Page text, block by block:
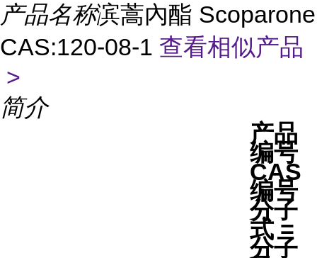
产品名称滨蒿內酯 Scoparone
CAS:120-08-1 查看相似产品
>
简介
产品
编号
CAS
编号
分子
式 =
分子